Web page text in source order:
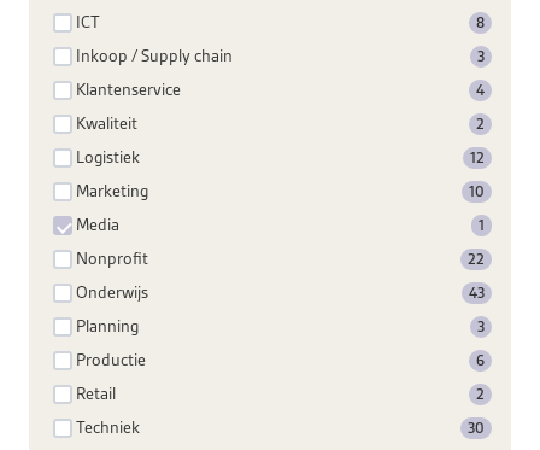
ICT 8
Inkoop / Supply chain 3
Klantenservice 4
Kwaliteit 2
Logistiek 12
Marketing 10
Media 1
Nonprofit 22
Onderwijs 43
Planning 3
Productie 6
Retail 2
Techniek 30